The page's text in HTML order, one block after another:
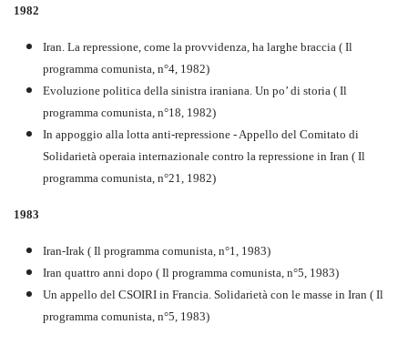
1982
Iran. La repressione, come la provvidenza, ha larghe braccia ( Il
programma comunista, n°4, 1982)
Evoluzione politica della sinistra iraniana. Un po’ di storia ( Il
programma comunista, n°18, 1982)
In appoggio alla lotta anti-repressione - Appello del Comitato di
Solidarietà operaia internazionale contro la repressione in Iran ( Il
programma comunista, n°21, 1982)
1983
Iran-Irak ( Il programma comunista, n°1, 1983)
Iran quattro anni dopo ( Il programma comunista, n°5, 1983)
Un appello del CSOIRI in Francia. Solidarietà con le masse in Iran ( Il
programma comunista, n°5, 1983)